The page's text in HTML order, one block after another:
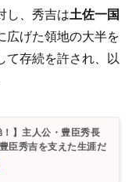
し、秀吉は土佐一国
広げた領地の大半を
て存続を許され、以
！】主人公・豊臣秀長
臣秀吉を支えた生涯だ